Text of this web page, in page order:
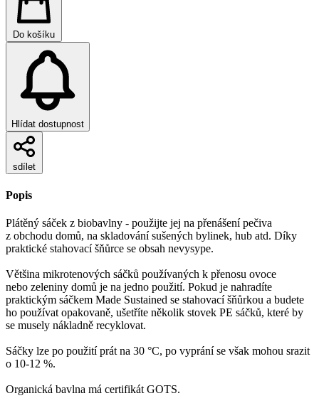
Do košíku
Hlídat dostupnost
sdílet
Popis
Plátěný sáček z biobavlny - použijte jej na přenášení pečiva
z obchodu domů, na skladování sušených bylinek, hub atd. Díky
praktické stahovací šňůrce se obsah nevysype.
Většina mikrotenových sáčků používaných k přenosu ovoce
nebo zeleniny domů je na jedno použití. Pokud je nahradíte
praktickým sáčkem Made Sustained se stahovací šňůrkou a budete
ho používat opakovaně, ušetříte několik stovek PE sáčků, které by
se musely nákladně recyklovat.
Sáčky lze po použití prát na 30 °C, po vyprání se však mohou srazit
o 10-12 %.
Organická bavlna má certifikát GOTS.